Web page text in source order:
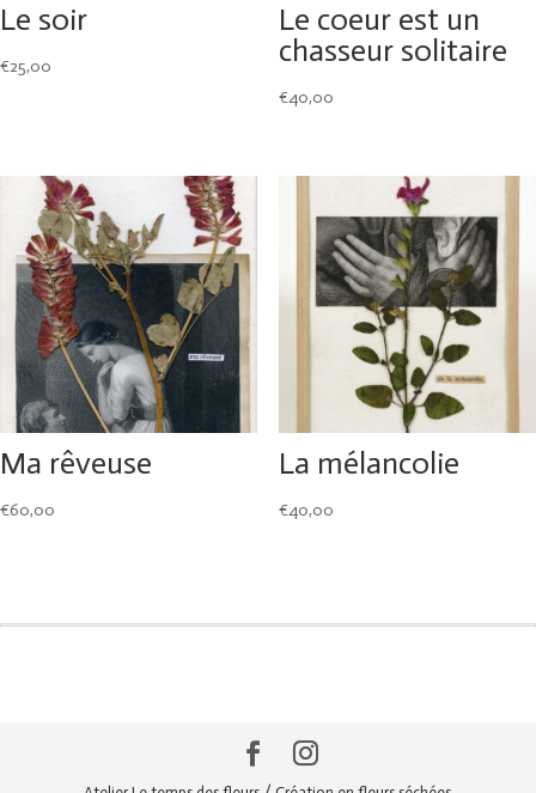
Le soir
€25,00
Le coeur est un
chasseur solitaire
€40,00
Ma rêveuse
€60,00
La mélancolie
€40,00